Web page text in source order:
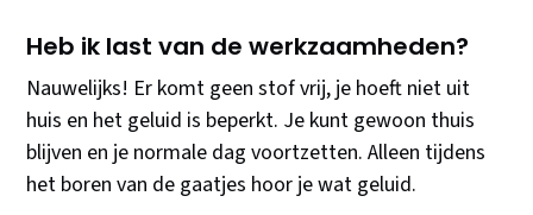
Heb ik last van de werkzaamheden?
Nauwelijks! Er komt geen stof vrij, je hoeft niet uit
huis en het geluid is beperkt. Je kunt gewoon thuis
blijven en je normale dag voortzetten. Alleen tijdens
het boren van de gaatjes hoor je wat geluid.